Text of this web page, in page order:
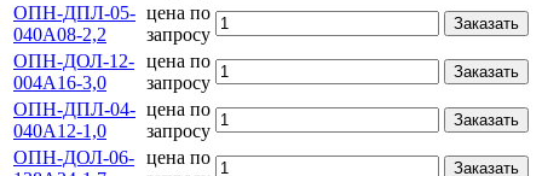
ОПН-ДПЛ-05-
040А08-2,2
цена по
запросу
Заказать
ОПН-ДОЛ-12-
004А16-3,0
цена по
запросу
Заказать
ОПН-ДПЛ-04-
040А12-1,0
цена по
запросу
Заказать
ОПН-ДОЛ-06- цена по
Заказать